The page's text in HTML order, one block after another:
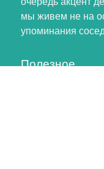
мы живем не на
упоминания
Полезное